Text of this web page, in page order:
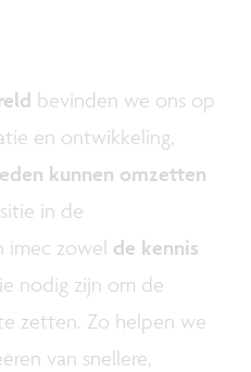
bevinden we ons op
en ontwikkeling,
kunnen omzetten
in de
imec zowel de kennis
nodig zijn om de
zetten. Zo helpen we
van snellere,